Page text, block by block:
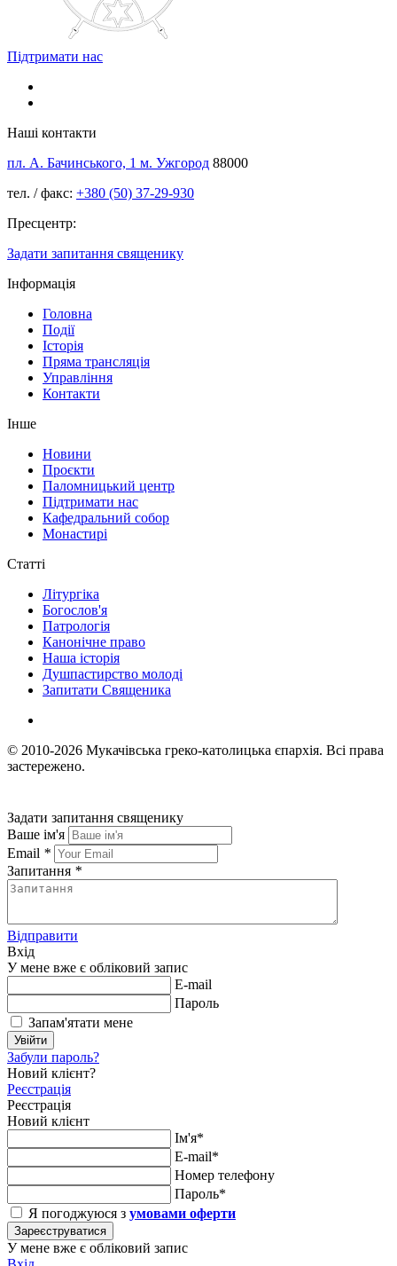
Підтримати нас
Наші контакти
пл. А. Бачинського, 1 м. Ужгород 88000
тел. / факс: +380 (50) 37-29-930
Пресцентр:
Задати запитання священику
Інформація
Головна
Події
Історія
Пряма трансляція
Управління
Контакти
Інше
Новини
Проєкти
Паломницький центр
Підтримати нас
Кафедральний собор
Монастирі
Статті
Літургіка
Богослов'я
Патрологія
Канонічне право
Наша історія
Душпастирство молоді
Запитати Священика
© 2010-2026 Мукачівська греко-католицька єпархія. Всі права
застережено.
Задати запитання священику
Ваше ім'я
Email *
Запитання *
Відправити
Вхід
У мене вже є обліковий запис
E-mail
Пароль
Запам'ятати мене
Увійти
Забули пароль?
Новий клієнт?
Реєстрація
Реєстрація
Новий клієнт
Ім'я*
E-mail*
Номер телефону
Пароль*
Я погоджуюся з умовами оферти
Зареєструватися
У мене вже є обліковий запис